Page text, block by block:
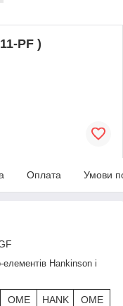
PF )
Оплата Умови
елементів Hankinson і
OME
HANK
OME